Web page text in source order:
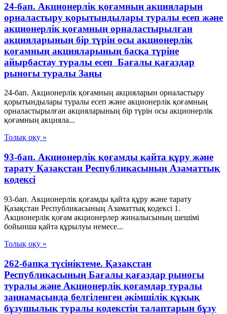
24-бап. Акционерлік қоғамның акцияларын
орналастыру қорытындылары туралы есеп және
акционерлік қоғамның орналастырылған
акцияларының бір түрін осы акционерлік
қоғамның акцияларының басқа түріне
айырбастау туралы есеп Бағалы қағаздар
рыногы туралы Заңы
24-бап. Акционерлік қоғамның акцияларын орналастыру
қорытындылары туралы есеп және акционерлік қоғамның
орналастырылған акцияларының бір түрін осы акционерлік
қоғамның акцияла...
Толық оқу »
93-бап. Акционерлiк қоғамды қайта құру және
тарату Қазақстан Республикасының Азаматтық
кодексi
93-бап. Акционерлiк қоғамды қайта құру және тарату
Қазақстан Республикасының Азаматтық кодексi 1.
Акционерлiк қоғам акционерлер жиналысының шешiмi
бойынша қайта құрылуы немесе...
Толық оқу »
262-бапқа түсініктеме. Қазақстан
Республикасының Бағалы қағаздар рыногы
туралы және Акционерлік қоғамдар туралы
заңнамасында белгіленген әкімшілік құқық
бұзушылық туралы кодекстің талаптарын бұзу